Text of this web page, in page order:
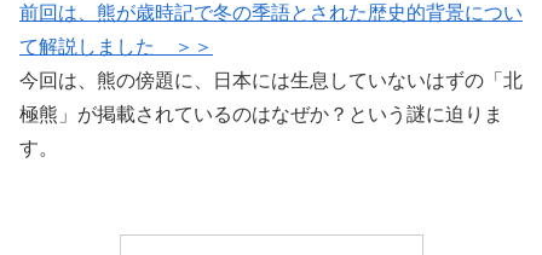
前回は、熊が歳時記で冬の季語とされた歴史的背景につい
て解説しました ＞＞
今回は、熊の傍題に、日本には生息していないはずの「北
極熊」が掲載されているのはなぜか？という謎に迫りま
す。